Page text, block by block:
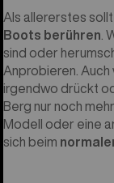
Als allererstes
Boots berühren .
sind oder
Anprobieren. Auch
irgendwo drückt
Berg nur noch
Modell oder eine
sich beim